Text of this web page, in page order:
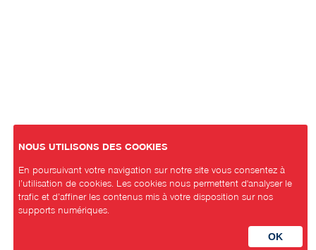
NOUS UTILISONS DES COOKIES
En poursuivant votre navigation sur notre site vous consentez à
l’utilisation de cookies. Les cookies nous permettent d'analyser le
trafic et d’affiner les contenus mis à votre disposition sur nos
supports numériques.